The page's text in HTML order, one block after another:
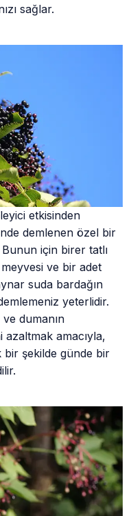
sağlar.
etkisinden
demlenen özel bir
için birer tatlı
ve bir adet
suda bardağın
yeterlidir.
dumanın
amacıyla,
bir şekilde günde bir